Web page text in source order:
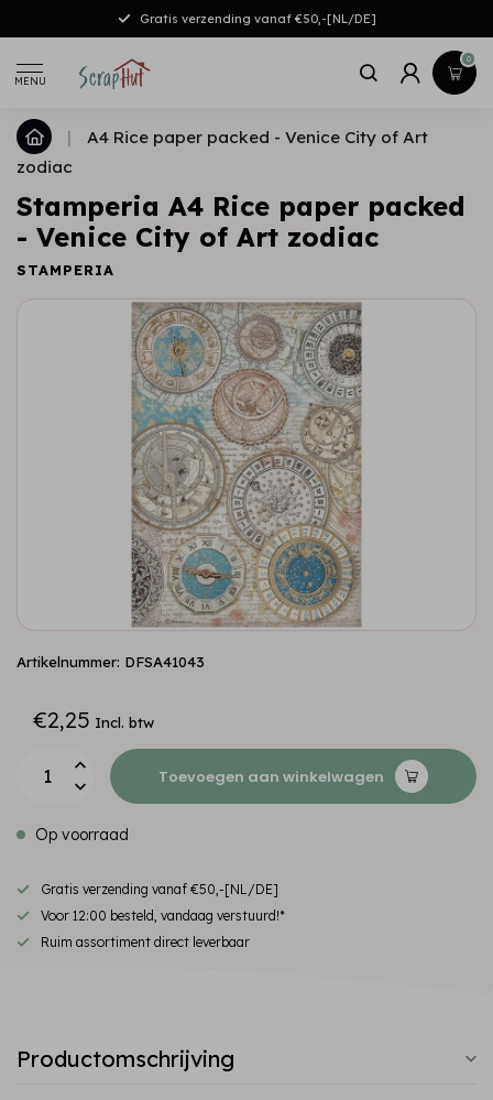
Gratis verzending vanaf €50,-[NL/DE]
MENU
0
|
A4 Rice paper packed - Venice City of Art
zodiac
Stamperia A4 Rice paper packed
- Venice City of Art zodiac
STAMPERIA
Artikelnummer: DFSA41043
€2,25 Incl. btw
Toevoegen aan winkelwagen
Op voorraad
Gratis verzending vanaf €50,-[NL/DE]
Voor 12:00 besteld, vandaag verstuurd!*
Ruim assortiment direct leverbaar
Productomschrijving